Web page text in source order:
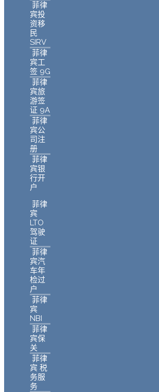
菲律
宾投
资移
民
SIRV
菲律
宾工
签 9G
菲律
宾旅
游签
证 9A
菲律
宾公
司注
册
菲律
宾银
行开
户
菲律
宾
LTO
驾驶
证
菲律
宾汽
车年
检过
户
菲律
宾
NBI
菲律
宾保
关
菲律
宾 税
务服
务